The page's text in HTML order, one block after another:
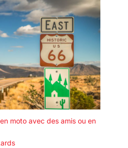
moto avec des amis ou en